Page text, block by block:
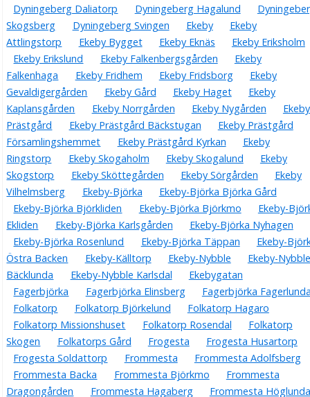
Dyningeberg Daliatorp
Dyningeberg Hagalund
Skogsberg
Dyningeberg Svingen Ekeby
Ekeby
Attlingstorp
Ekeby Bygget Ekeby Eknäs
Ekeby Eriksholm
Ekeby Erikslund
Ekeby Falkenbergsgården
Ekeby
Falkenhaga
Ekeby Fridhem Ekeby Fridsborg
Ekeby
Gevaldigergården
Ekeby Gård Ekeby Haget
Ekeby
Kaplansgården
Ekeby Norrgården Ekeby Nygården
Ekeby
Prästgård
Ekeby Prästgård Bäckstugan
Ekeby Prästgård
Församlingshemmet
Ekeby Prästgård Kyrkan
Ekeby
Ringstorp
Ekeby Skogaholm Ekeby Skogalund
Ekeby
Skogstorp
Ekeby Sköttegården Ekeby Sörgården
Ekeby
Vilhelmsberg
Ekeby-Björka
Ekeby-Björka Björka Gård
Ekeby-Björka Björkliden
Ekeby-Björka Björkmo
Ekeby-
Ekliden
Ekeby-Björka Karlsgården
Ekeby-Björka Nyhagen
Ekeby-Björka Rosenlund
Ekeby-Björka Täppan
Ekeby-
Östra Backen
Ekeby-Källtorp Ekeby-Nybble
Ekeby-Nybble
Bäcklunda
Ekeby-Nybble Karlsdal
Ekebygatan
Fagerbjörka
Fagerbjörka Elinsberg
Fagerbjörka
Folkatorp
Folkatorp Björkelund
Folkatorp Hagaro
Folkatorp Missionshuset
Folkatorp Rosendal
Folkatorp
Skogen
Folkatorps Gård Frogesta
Frogesta Husartorp
Frogesta Soldattorp
Frommesta
Frommesta Adolfsberg
Frommesta Backa
Frommesta Björkmo
Frommesta
Dragongården
Frommesta Hagaberg Frommesta Höglunda